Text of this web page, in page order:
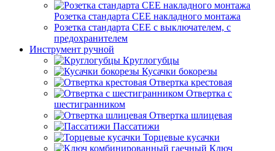
Розетка стандарта СЕЕ накладного монтажа
Розетка стандарта СЕЕ с выключателем, с
предохранителем
Инструмент ручной
Круглогубцы
Кусачки бокорезы
Отвертка крестовая
Отвертка с
шестигранником
Отвертка шлицевая
Пассатижи
Торцевые кусачки
Ключ